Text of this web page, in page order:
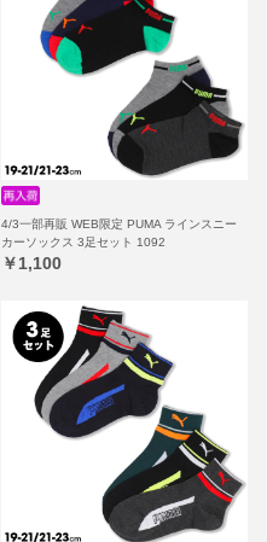
4/3一部再販 WEB限定 PUMA ラインスニー
カーソックス 3足セット 1092
￥1,100